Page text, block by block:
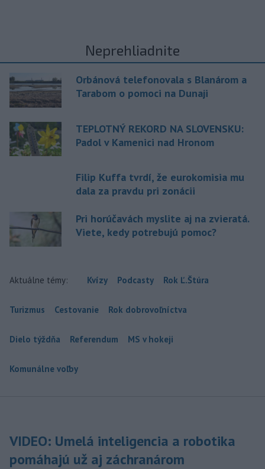
Neprehliadnite
Orbánová telefonovala s Blanárom a
Tarabom o pomoci na Dunaji
TEPLOTNÝ REKORD NA SLOVENSKU:
Padol v Kamenici nad Hronom
Filip Kuffa tvrdí, že eurokomisia mu
dala za pravdu pri zonácii
Pri horúčavách myslite aj na zvieratá.
Viete, kedy potrebujú pomoc?
Aktuálne témy: Kvízy Podcasty Rok Ľ.Štúra
Turizmus Cestovanie Rok dobrovoľníctva
Dielo týždňa Referendum MS v hokeji
Komunálne voľby
VIDEO: Umelá inteligencia a robotika
pomáhajú už aj záchranárom